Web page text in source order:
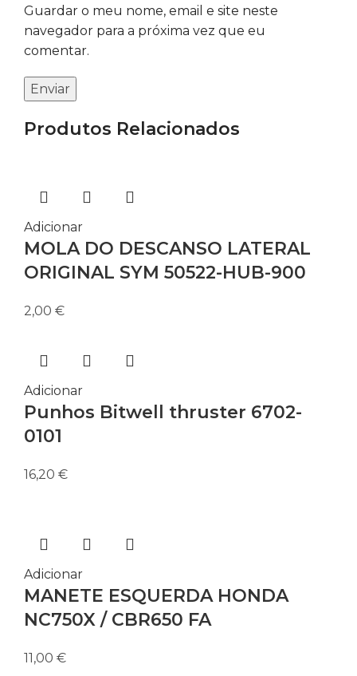
Guardar o meu nome, email e site neste
navegador para a próxima vez que eu
comentar.
Produtos Relacionados
Adicionar
MOLA DO DESCANSO LATERAL
ORIGINAL SYM 50522-HUB-900
2,00 €
Adicionar
Punhos Bitwell thruster 6702-
0101
16,20 €
Adicionar
MANETE ESQUERDA HONDA
NC750X / CBR650 FA
11,00 €